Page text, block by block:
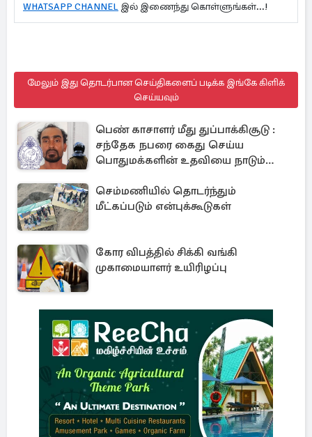
WHATSAPP CHANNEL இல் இணைந்து கொள்ளுங்கள்...!
மேலும் இது தொடர்பான செய்திகளைப் படிக்க இங்கே கிளிக்
செய்யவும்
பெண் காசாளர் மீது துப்பாக்கிசூடு :
சந்தேக நபரை கைது செய்ய
பொதுமக்களின் உதவியை நாடும்
செம்மணியில் தொடர்ந்தும்
மீட்கப்படும் என்புக்கூடுகள்
கோர விபத்தில் சிக்கி வங்கி
முகாமையாளர் உயிரிழப்பு